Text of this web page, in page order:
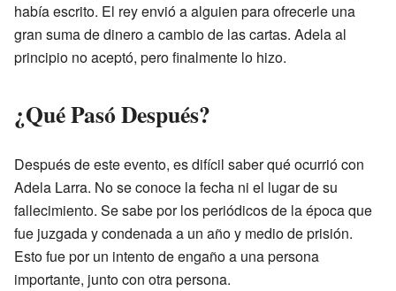
había escrito. El rey envió a alguien para ofrecerle una
gran suma de dinero a cambio de las cartas. Adela al
principio no aceptó, pero finalmente lo hizo.
¿Qué Pasó Después?
Después de este evento, es difícil saber qué ocurrió con
Adela Larra. No se conoce la fecha ni el lugar de su
fallecimiento. Se sabe por los periódicos de la época que
fue juzgada y condenada a un año y medio de prisión.
Esto fue por un intento de engaño a una persona
importante, junto con otra persona.